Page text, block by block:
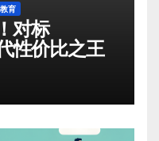
育
对标
性价比之王